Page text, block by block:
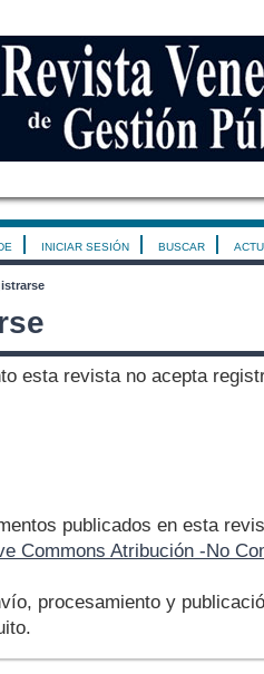
INICIAR SESIÓN BUSCAR
esta revista no acepta
publicados en esta
Commons Atribución -No
procesamiento y